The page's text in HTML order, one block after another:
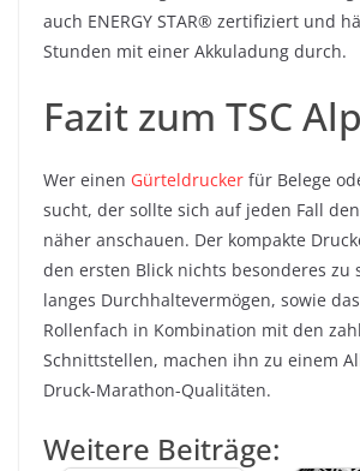
auch ENERGY STAR® zertifiziert und
Stunden mit einer Akkuladung durch.
Fazit zum TSC
Wer einen Gürteldrucker für Belege
sucht, der sollte sich auf jeden Fall den
näher anschauen. Der kompakte
den ersten Blick nichts besonderes zu
langes Durchhaltevermögen, sowie
Rollenfach in Kombination mit den
Schnittstellen, machen ihn zu einem
Druck-Marathon-Qualitäten.
Weitere Beiträge: